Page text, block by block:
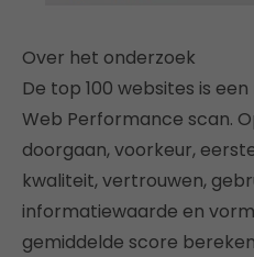
Over het onderzoek
De top 100 websites is
Web Performance scan.
doorgaan, voorkeur,
kwaliteit, vertrouwen,
informatiewaarde en
gemiddelde score